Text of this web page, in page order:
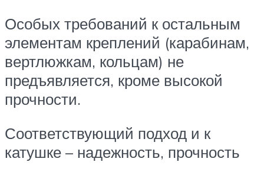
Особых требований к остальным
элементам креплений (карабинам,
вертлюжкам, кольцам) не
предъявляется, кроме высокой
прочности.
Соответствующий подход и к
катушке – надежность, прочность